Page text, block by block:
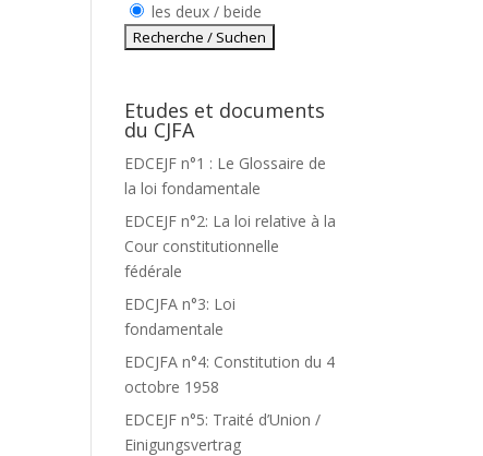
les deux / beide
Etudes et documents
du CJFA
EDCEJF n°1 : Le Glossaire de
la loi fondamentale
EDCEJF n°2: La loi relative à la
Cour constitutionnelle
fédérale
EDCJFA n°3: Loi
fondamentale
EDCJFA n°4: Constitution du 4
octobre 1958
EDCEJF n°5: Traité d’Union /
Einigungsvertrag